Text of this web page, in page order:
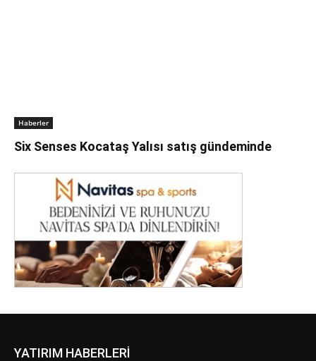
Haberler
Six Senses Kocataş Yalısı satış gündeminde
YATIRIM HABERLERİ